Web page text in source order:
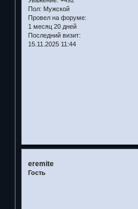
Пол: Мужской
Провел на форуме:
1 месяц 20 дней
Последний визит:
15.11.2025 11:44
eremite
Гость